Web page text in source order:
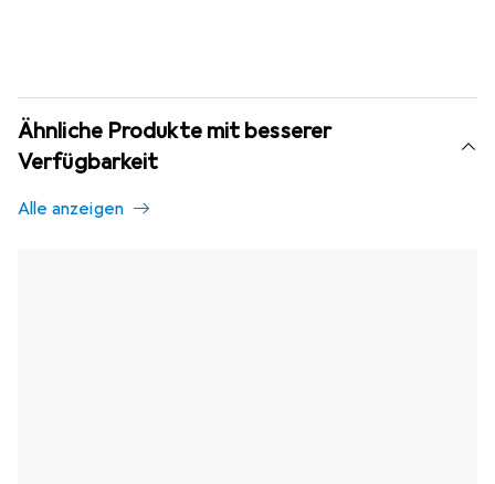
Ähnliche Produkte mit besserer
Verfügbarkeit
Alle anzeigen